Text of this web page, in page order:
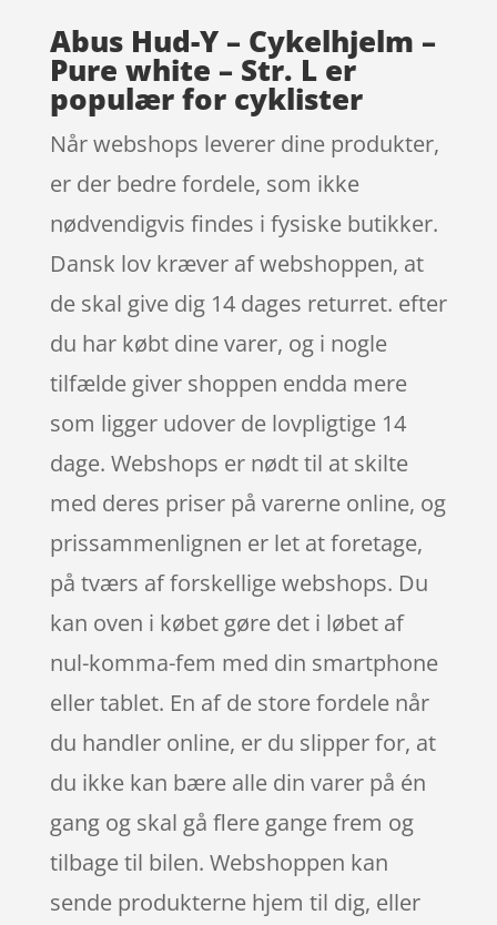
Abus Hud-Y – Cykelhjelm –
Pure white – Str. L er
populær for cyklister
Når webshops leverer dine produkter,
er der bedre fordele, som ikke
nødvendigvis findes i fysiske butikker.
Dansk lov kræver af webshoppen, at
de skal give dig 14 dages returret. efter
du har købt dine varer, og i nogle
tilfælde giver shoppen endda mere
som ligger udover de lovpligtige 14
dage. Webshops er nødt til at skilte
med deres priser på varerne online, og
prissammenlignen er let at foretage,
på tværs af forskellige webshops. Du
kan oven i købet gøre det i løbet af
nul-komma-fem med din smartphone
eller tablet. En af de store fordele når
du handler online, er du slipper for, at
du ikke kan bære alle din varer på én
gang og skal gå flere gange frem og
tilbage til bilen. Webshoppen kan
sende produkterne hjem til dig, eller